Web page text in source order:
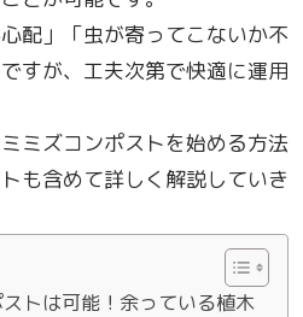
配」「虫が寄ってこないか不
すが、工夫次第で快適に運用
ミズコンポストを始める方法
も含めて詳しく解説していき
トは可能！余っている植木